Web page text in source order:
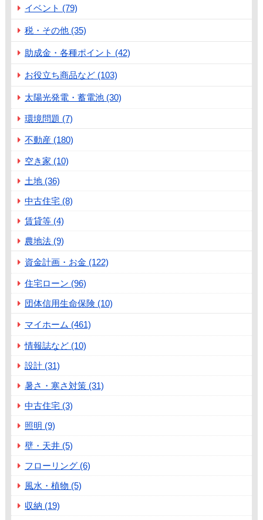
イベント (79)
税・その他 (35)
助成金・各種ポイント (42)
お役立ち商品など (103)
太陽光発電・蓄電池 (30)
環境問題 (7)
不動産 (180)
空き家 (10)
土地 (36)
中古住宅 (8)
賃貸等 (4)
農地法 (9)
資金計画・お金 (122)
住宅ローン (96)
団体信用生命保険 (10)
マイホーム (461)
情報誌など (10)
設計 (31)
暑さ・寒さ対策 (31)
中古住宅 (3)
照明 (9)
壁・天井 (5)
フローリング (6)
風水・植物 (5)
収納 (19)